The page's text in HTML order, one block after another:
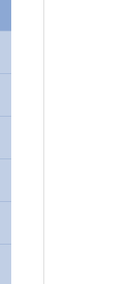
2024-25 PANINI